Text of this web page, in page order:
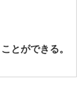
とができる。